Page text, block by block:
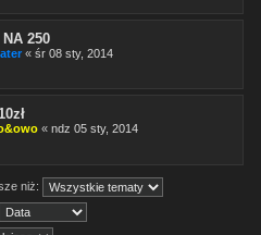
250
« śr 08 sty, 2014
« ndz 05 sty, 2014
niż: